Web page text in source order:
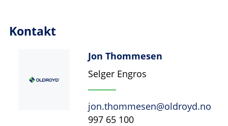
Kontakt
Jon Thommesen
Selger Engros
jon.thommesen@oldroyd.no
997 65 100